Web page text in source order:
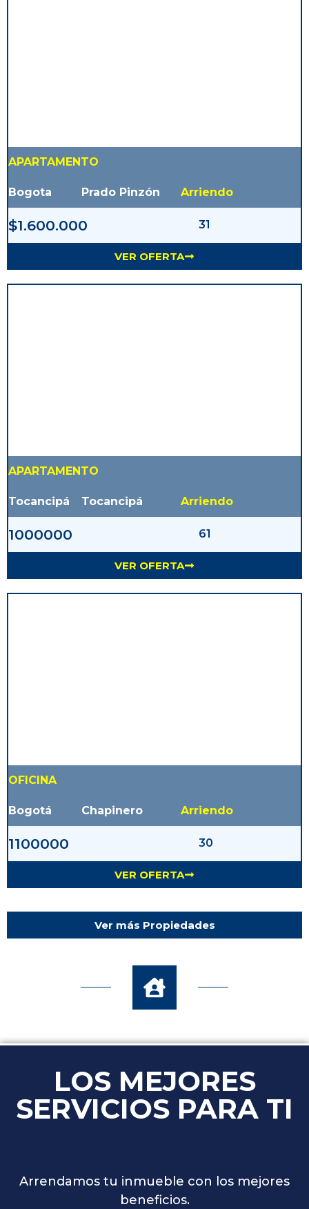
APARTAMENTO
Bogota Prado Pinzón Arriendo
$1.600.000 31
VER OFERTA
APARTAMENTO
Tocancipá Tocancipá Arriendo
1000000 61
VER OFERTA
OFICINA
Bogotá Chapinero Arriendo
1100000 30
VER OFERTA
Ver más Propiedades
LOS MEJORES
SERVICIOS PARA TI
Arrendamos tu inmueble con los mejores
beneficios.